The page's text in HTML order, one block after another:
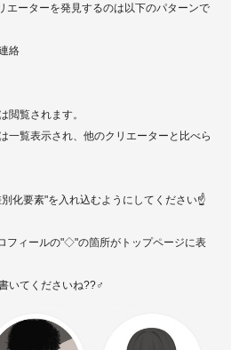
エーターを発見するのは以下のパターンで
絡
覧されます。
一覧表示され、他のクリエーターと比べら
化要素"を入れ込むようにしてください☝️
フィールの"◇"の箇所がトップページに表
いてくださいね??‍♂️